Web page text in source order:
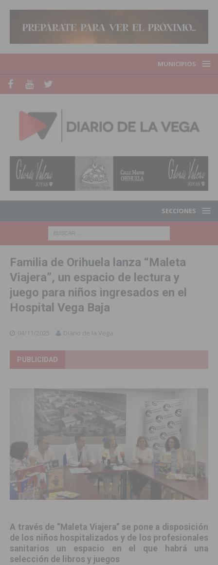
MUNICIPIOS
SECCIONES
Familia de Orihuela lanza “Maleta
Viajera”, un espacio de lectura y
juego para niños ingresados en el
Hospital Vega Baja
04/11/2025 Diario de la Vega
PUBLICIDAD
A través de “Maleta Viajera” se pone a disposición
de los niños hospitalizados y de los profesionales
sanitarios un espacio en el que habrá una
selección de libros y juegos